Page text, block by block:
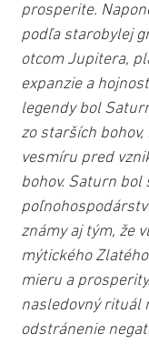
prosperite.
podľa starobylej
otcom Jupitera,
expanzie a
legendy bol
zo starších
vesmíru pred
bohov. Saturn bol
známy aj tým, že
mýtického
mieru a
nasledovný rituál
odstránenie